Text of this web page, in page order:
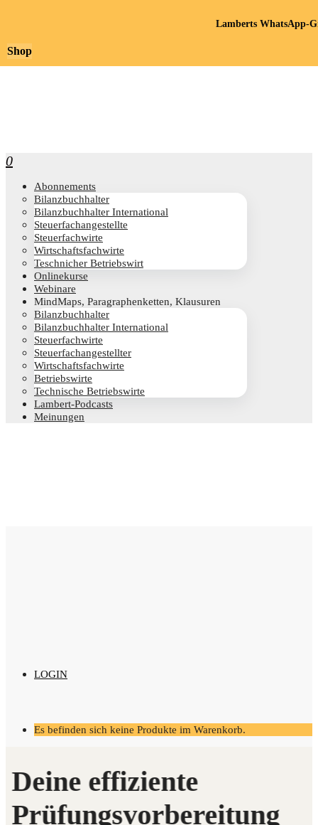
0
Abon­ne­ments
Bilanz­buch­hal­ter
Bilanz­buch­hal­ter International
Steu­er­fach­an­ge­stell­te
Steu­er­fach­wir­te
Wirt­schafts­fach­wir­te
Teschni­cher Betriebswirt
Online­kur­se
Web­i­na­re
Mind­Maps, Para­gra­phen­ket­ten, Klausuren
Bilanz­buch­hal­ter
Bilanz­buch­hal­ter International
Steu­er­fach­wir­te
Steu­er­fach­an­ge­stell­ter
Wirt­schafts­fach­wir­te
Betriebs­wir­te
Tech­ni­sche Betriebswirte
Lam­­bert-Pod­­casts
Mei­nun­gen
LOGIN
Es befinden sich keine Produkte im Warenkorb.
Shop
Lamberts WhatsApp-